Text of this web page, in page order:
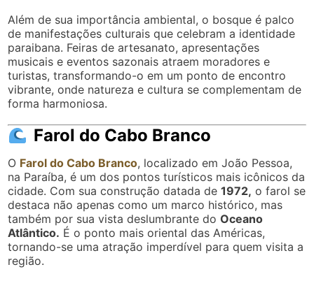
Além de sua importância ambiental, o bosque é palco
de manifestações culturais que celebram a identidade
paraibana. Feiras de artesanato, apresentações
musicais e eventos sazonais atraem moradores e
turistas, transformando-o em um ponto de encontro
vibrante, onde natureza e cultura se complementam de
forma harmoniosa.
Farol do Cabo Branco
O Farol do Cabo Branco, localizado em João Pessoa,
na Paraíba, é um dos pontos turísticos mais icônicos da
cidade. Com sua construção datada de1972, o farol se
destaca não apenas como um marco histórico, mas
também por sua vista deslumbrante doOceano
Atlântico. É o ponto mais oriental das Américas,
tornando-se uma atração imperdível para quem visita a
região.